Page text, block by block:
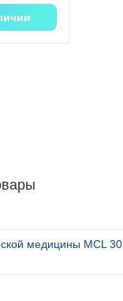
медицины MCL 30